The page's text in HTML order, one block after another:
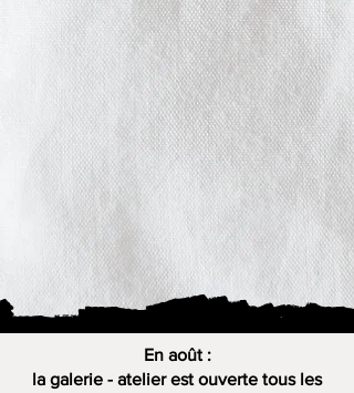
En août :
la galerie - atelier est ouverte tous les